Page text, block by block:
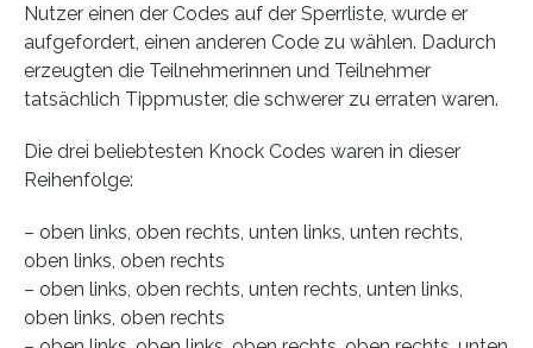
Nutzer einen der Codes auf der Sperrliste, wurde er
aufgefordert, einen anderen Code zu wählen. Dadurch
erzeugten die Teilnehmerinnen und Teilnehmer
tatsächlich Tippmuster, die schwerer zu erraten waren.
Die drei beliebtesten Knock Codes waren in dieser
Reihenfolge:
– oben links, oben rechts, unten links, unten rechts,
oben links, oben rechts
– oben links, oben rechts, unten rechts, unten links,
oben links, oben rechts